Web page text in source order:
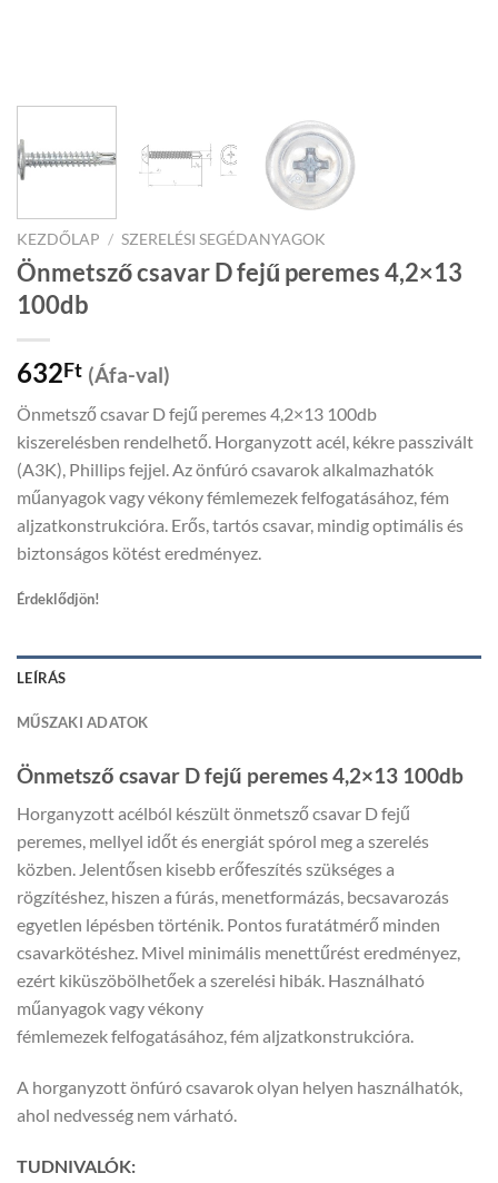
KEZDŐLAP / SZERELÉSI SEGÉDANYAGOK
Önmetsző csavar D fejű peremes 4,2×13
100db
632Ft (Áfa-val)
Önmetsző csavar D fejű peremes 4,2×13 100db
kiszerelésben rendelhető. Horganyzott acél, kékre passzivált
(A3K), Phillips fejjel. Az önfúró csavarok alkalmazhatók
műanyagok vagy vékony fémlemezek felfogatásához, fém
aljzatkonstrukcióra. Erős, tartós csavar, mindig optimális és
biztonságos kötést eredményez.
Érdeklődjön!
LEÍRÁS
MŰSZAKI ADATOK
Önmetsző csavar D fejű peremes 4,2×13 100db
Horganyzott acélból készült önmetsző csavar D fejű
peremes, mellyel időt és energiát spórol meg a szerelés
közben. Jelentősen kisebb erőfeszítés szükséges a
rögzítéshez, hiszen a fúrás, menetformázás, becsavarozás
egyetlen lépésben történik. Pontos furatátmérő minden
csavarkötéshez. Mivel minimális menettűrést eredményez,
ezért kiküszöbölhetőek a szerelési hibák. Használható
műanyagok vagy vékony
fémlemezek felfogatásához, fém aljzatkonstrukcióra.
A horganyzott önfúró csavarok olyan helyen használhatók,
ahol nedvesség nem várható.
TUDNIVALÓK: